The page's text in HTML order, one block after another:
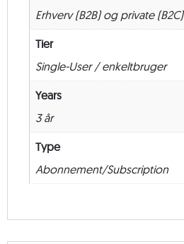
Erhverv (B2B) og private (B2C)
Tier
Single-User / enkeltbruger
Years
3 år
Type
Abonnement/Subscription